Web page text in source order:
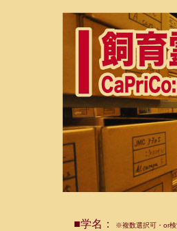
■学名： ※複数選択可・or